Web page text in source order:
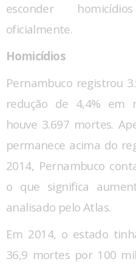
esconder
oficialmente.
Homicídios
Pernambuco registrou
redução de 4,4% em
houve 3.697 mortes.
permanece acima do
2014, Pernambuco
o que significa
analisado pelo Atlas.
Em 2014, o estado
36,9 mortes por 100